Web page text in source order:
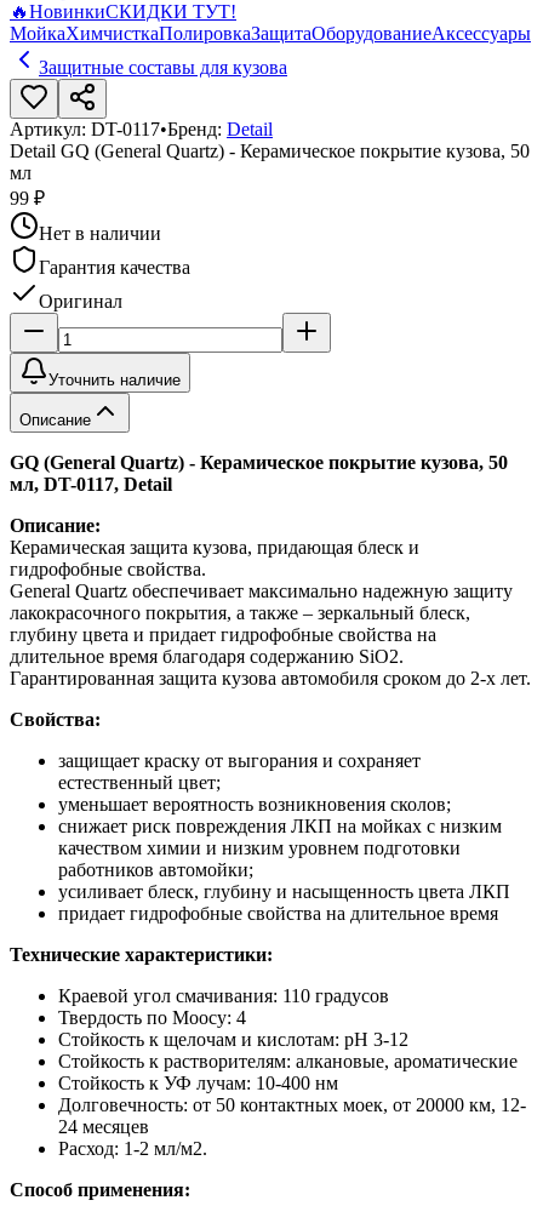
🔥НовинкиСКИДКИ ТУТ!
МойкаХимчисткаПолировкаЗащитаОборудованиеАксессуары
Защитные составы для кузова
Артикул: DT-0117•Бренд: Detail
Detail GQ (General Quartz) - Керамическое покрытие кузова, 50
мл
99 ₽
Нет в наличии
Гарантия качества
Оригинал
Уточнить наличие
Описание
GQ (General Quartz) - Керамическое покрытие кузова, 50
мл, DT-0117, Detail
Описание:
Керамическая защита кузова, придающая блеск и
гидрофобные свойства.
General Quartz обеспечивает максимально надежную защиту
лакокрасочного покрытия, а также – зеркальный блеск,
глубину цвета и придает гидрофобные свойства на
длительное время благодаря содержанию SiO2.
Гарантированная защита кузова автомобиля сроком до 2-х лет.
Свойства:
защищает краску от выгорания и сохраняет
естественный цвет;
уменьшает вероятность возникновения сколов;
снижает риск повреждения ЛКП на мойках с низким
качеством химии и низким уровнем подготовки
работников автомойки;
усиливает блеск, глубину и насыщенность цвета ЛКП
придает гидрофобные свойства на длительное время
Технические характеристики:
Краевой угол смачивания: 110 градусов
Твердость по Моосу: 4
Стойкость к щелочам и кислотам: pH 3-12
Стойкость к растворителям: алкановые, ароматические
Стойкость к УФ лучам: 10-400 нм
Долговечность: от 50 контактных моек, от 20000 км, 12-
24 месяцев
Расход: 1-2 мл/м2.
Способ применения: